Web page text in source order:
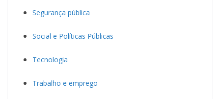
Segurança pública
Social e Políticas Públicas
Tecnologia
Trabalho e emprego